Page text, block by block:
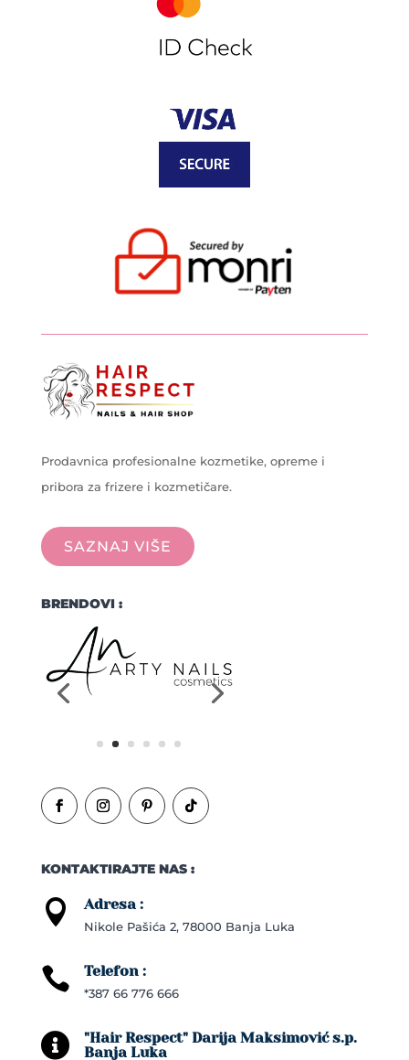
Prodavnica profesionalne kozmetike, opreme i
pribora za frizere i kozmetičare.
SAZNAJ VIŠE
BRENDOVI :
KONTAKTIRAJTE NAS :
 Adresa :
Nikole Pašića 2, 78000 Banja Luka
 Telefon :
*387 66 776 666

"Hair Respect" Darija Maksimović s.p.
Banja Luka